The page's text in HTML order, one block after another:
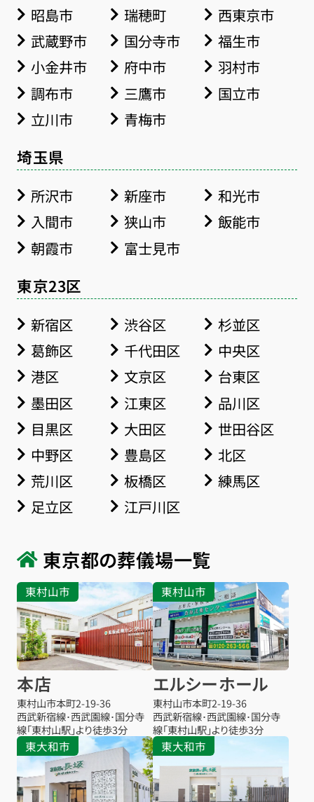
昭島市
瑞穂町
西東京市
武蔵野市
国分寺市
福生市
小金井市
府中市
羽村市
調布市
三鷹市
国立市
立川市
青梅市
埼玉県
所沢市 新座市
和光市
入間市
狭山市
飯能市
朝霞市
富士見市
東京23区
新宿区 渋谷区
杉並区
葛飾区
千代田区
中央区
港区
文京区
台東区
墨田区
江東区
品川区
目黒区
大田区
世田谷区
中野区
豊島区
北区
荒川区
板橋区
練馬区
足立区
江戸川区
東京都の葬儀場一覧
東村山市
本店
東村山市本町2-19-36
西武新宿線･西武園線･国分寺
線「東村山駅」より徒歩3分
東村山市
エルシーホール
東村山市本町2-19-36
西武新宿線･西武園線･国分寺
線「東村山駅」より徒歩3分
東大和市 東大和市